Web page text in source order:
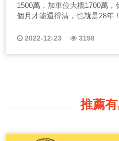
1500萬，加車位大概1700萬
個月才能還得清，也就是28年
右....2022-12-23 3198
推薦